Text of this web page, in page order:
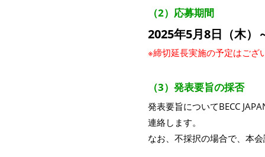
（2）応募期間
2025年5月8日（木）
※締切延長実施の予定はござ
（3）発表要旨の採否
発表要旨についてBECC
連絡します。
なお、不採択の場合で、本